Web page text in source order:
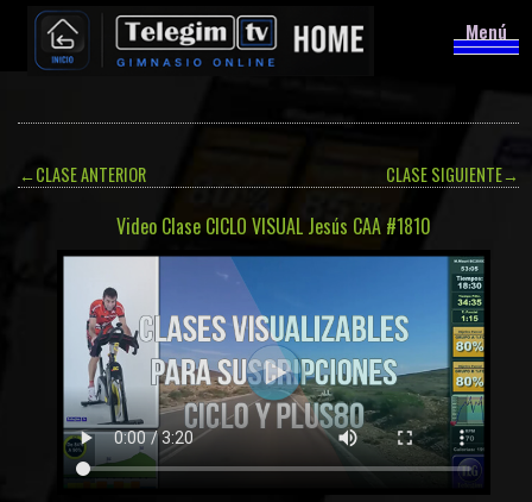
Menú
←CLASE ANTERIOR CLASE SIGUIENTE→
Video Clase CICLO VISUAL Jesús CAA #1810